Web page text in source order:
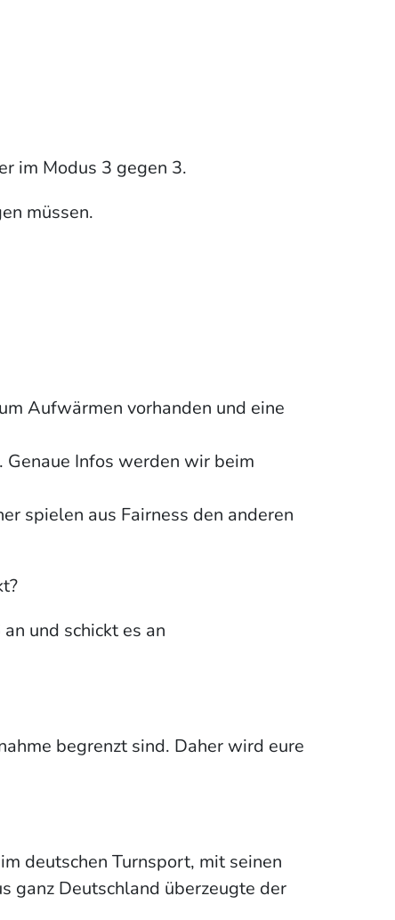
im Modus 3 gegen 3.
müssen.
Aufwärmen vorhanden und eine
Infos werden wir beim
spielen aus Fairness den anderen
und schickt es an
begrenzt sind. Daher wird eure
deutschen Turnsport, mit seinen
ganz Deutschland überzeugte der